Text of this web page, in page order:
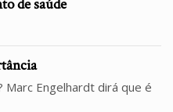
de saúde
Marc Engelhardt dirá que é